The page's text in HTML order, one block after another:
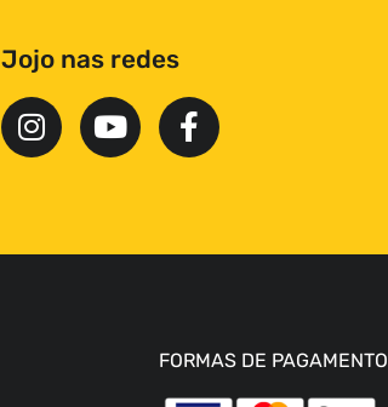
Jojo nas redes
FORMAS DE PAGAMENTO